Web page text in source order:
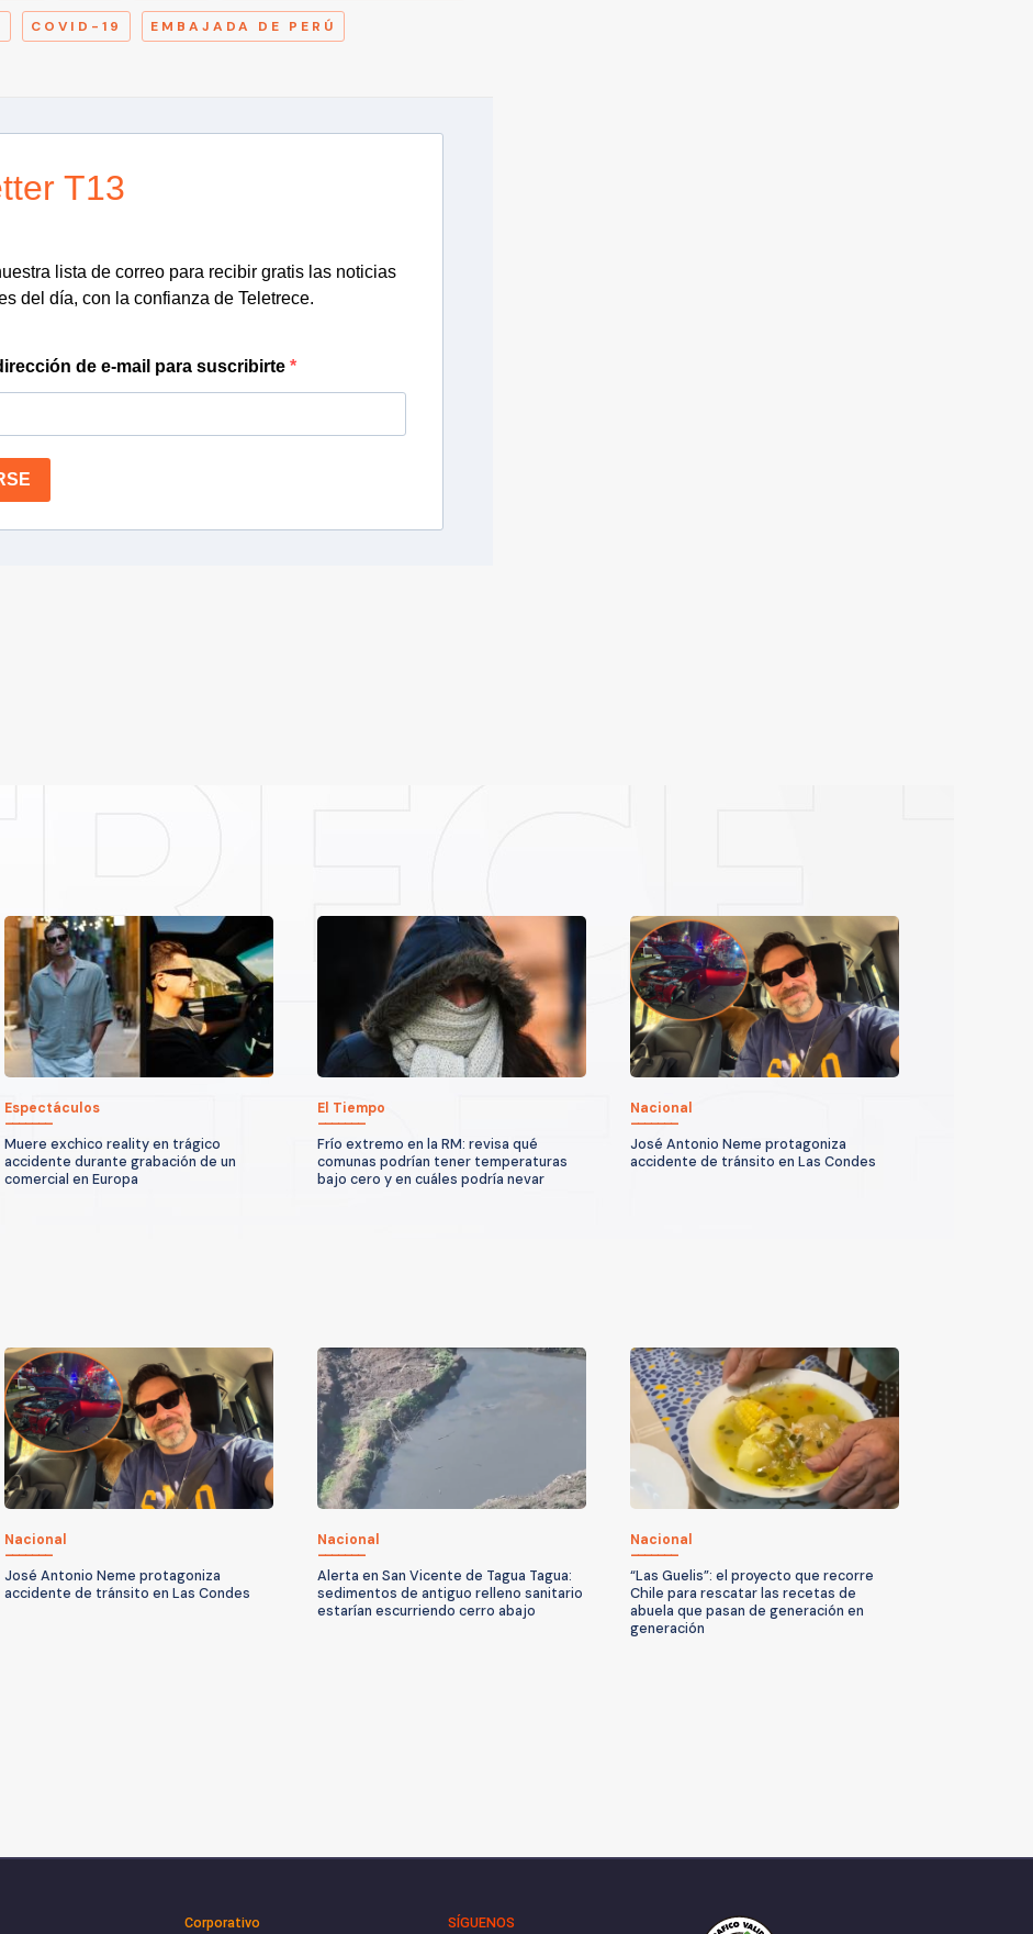
COVID-19 EMBAJADA DE PERÚ
T13
lista de correo para recibir gratis las noticias
del día, con la confianza de Teletrece.
de e-mail para suscribirte
Espectáculos
Muere exchico reality en trágico
accidente durante grabación de un
comercial en Europa
El Tiempo
Frío extremo en la RM: revisa qué
comunas podrían tener temperaturas
bajo cero y en cuáles podría nevar
Nacional
José Antonio Neme protagoniza
accidente de tránsito en Las Condes
Nacional
José Antonio Neme protagoniza
accidente de tránsito en Las Condes
Nacional
Alerta en San Vicente de Tagua Tagua:
sedimentos de antiguo relleno sanitario
estarían escurriendo cerro abajo
Nacional
“Las Guelis”: el proyecto que recorre
Chile para rescatar las recetas de
abuela que pasan de generación en
generación
Corporativo SÍGUENOS